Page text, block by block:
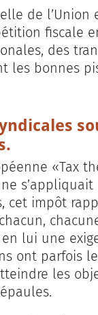
de
fiscale
des
les bonnes
«Tax
cet impôt
lui une
ont parfois
les